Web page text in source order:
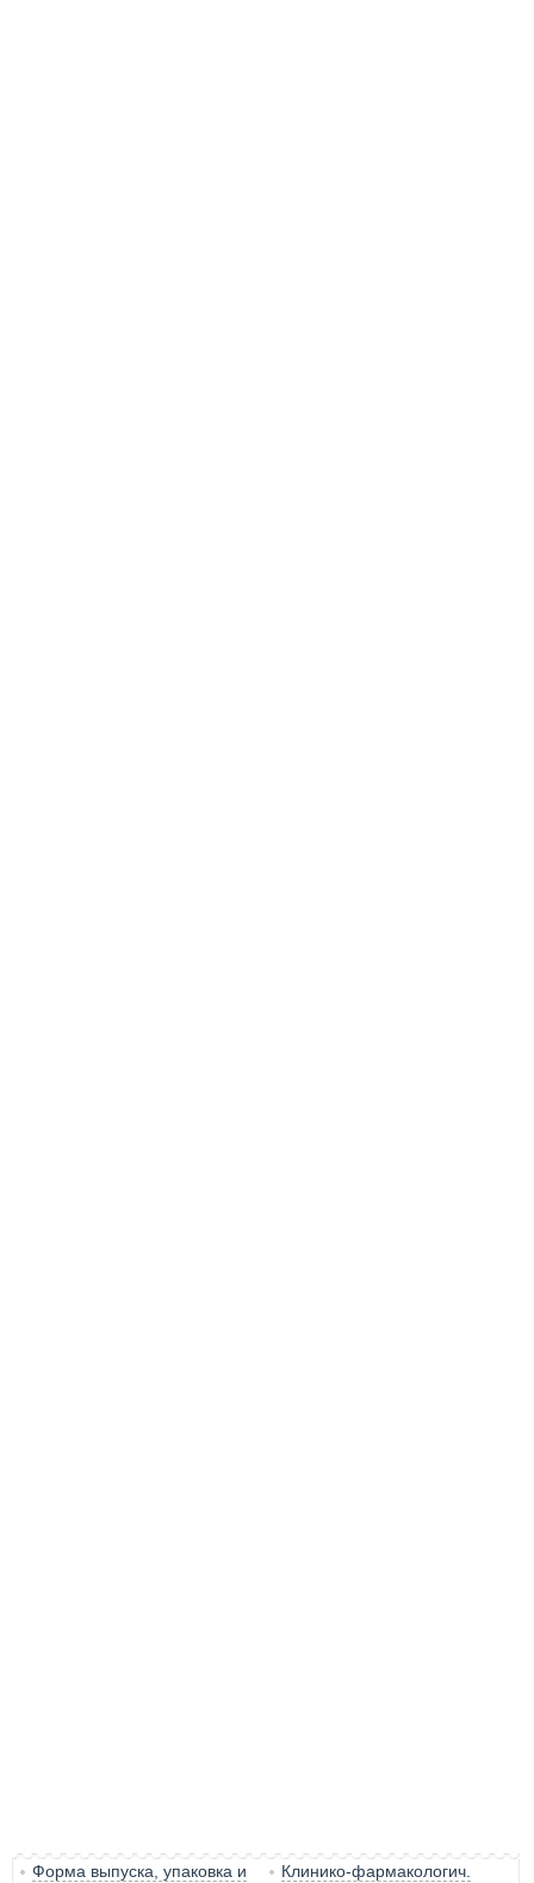
Форма выпуска, упаковка и
Клинико-фармакологич.